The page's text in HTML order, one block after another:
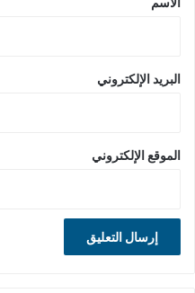
البريد الإلكتروني
الموقع الإلكتروني